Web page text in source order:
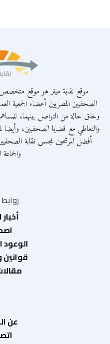
موقع نقابة ميتر هو موقع
الصحفيين المصريين أعضاء الجمعية
وخلق حالة من التواصل بينهما،
والتعاطي مع قضايا الصحفيين، وأيضا
أفضل المرشحين لمجلس نقابة
الوعود
عن